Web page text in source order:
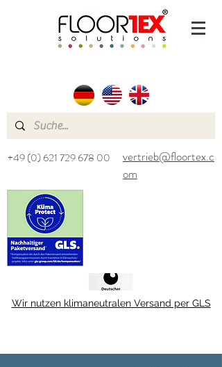
+49 (0) 621 729 678 00
vertrieb@floortex.c
om
Wir nutzen klimaneutralen Versand per GLS